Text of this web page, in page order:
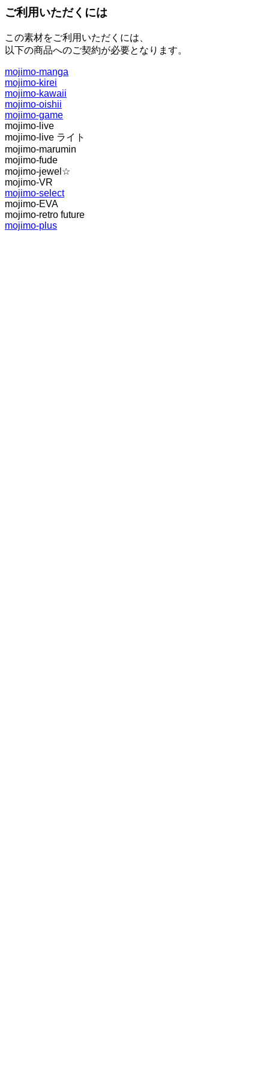
ご利用いただくには
この素材をご利用いただくには、
以下の商品へのご契約が必要となります。
mojimo-manga
mojimo-kirei
mojimo-kawaii
mojimo-oishii
mojimo-game
mojimo-live
mojimo-live ライト
mojimo-marumin
mojimo-fude
mojimo-jewel☆
mojimo-VR
mojimo-select
mojimo-EVA
mojimo-retro future
mojimo-plus